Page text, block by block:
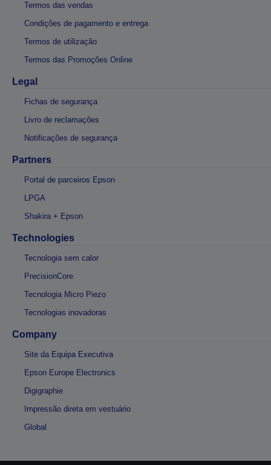
Termos das vendas
Condições de pagamento e entrega
Termos de utilização
Termos das Promoções Online
Legal
Fichas de segurança
Livro de reclamações
Notificações de segurança
Partners
Portal de parceiros Epson
LPGA
Shakira + Epson
Technologies
Tecnologia sem calor
PrecisionCore
Tecnologia Micro Piezo
Tecnologias inovadoras
Company
Site da Equipa Executiva
Epson Europe Electronics
Digigraphie
Impressão direta em vestuário
Global